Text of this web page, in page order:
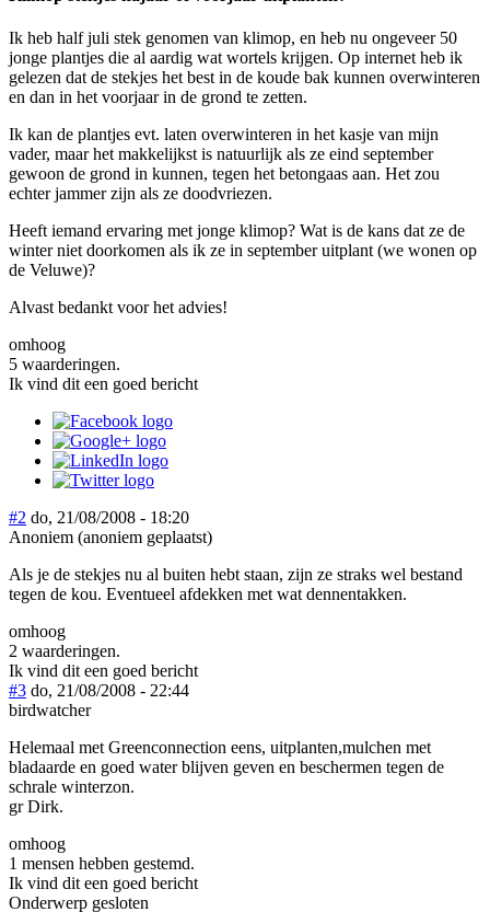
Ik heb half juli stek genomen van klimop, en heb nu ongeveer 50
jonge plantjes die al aardig wat wortels krijgen. Op internet heb ik
gelezen dat de stekjes het best in de koude bak kunnen overwinteren
en dan in het voorjaar in de grond te zetten.
Ik kan de plantjes evt. laten overwinteren in het kasje van mijn
vader, maar het makkelijkst is natuurlijk als ze eind september
gewoon de grond in kunnen, tegen het betongaas aan. Het zou
echter jammer zijn als ze doodvriezen.
Heeft iemand ervaring met jonge klimop? Wat is de kans dat ze de
winter niet doorkomen als ik ze in september uitplant (we wonen op
de Veluwe)?
Alvast bedankt voor het advies!
omhoog
5 waarderingen.
Ik vind dit een goed bericht
#2 do, 21/08/2008 - 18:20
Anoniem (anoniem geplaatst)
Als je de stekjes nu al buiten hebt staan, zijn ze straks wel bestand
tegen de kou. Eventueel afdekken met wat dennentakken.
omhoog
2 waarderingen.
Ik vind dit een goed bericht
#3 do, 21/08/2008 - 22:44
birdwatcher
Helemaal met Greenconnection eens, uitplanten,mulchen met
bladaarde en goed water blijven geven en beschermen tegen de
schrale winterzon.
gr Dirk.
omhoog
1 mensen hebben gestemd.
Ik vind dit een goed bericht
Onderwerp gesloten